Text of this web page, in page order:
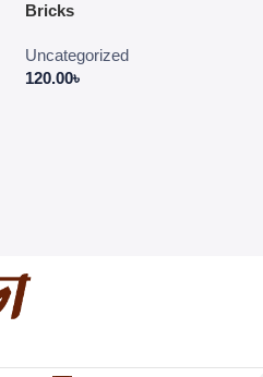
Bricks
Uncategorized
120.00৳